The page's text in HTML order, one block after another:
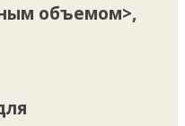
объемом>,